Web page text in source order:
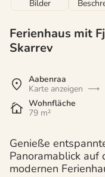
Bilder
Ferienhaus mit
Skarrev
Aabenraa
Karte anzeigen
Wohnfläche
79 m²
Genieße
Panoramablick auf
modernen